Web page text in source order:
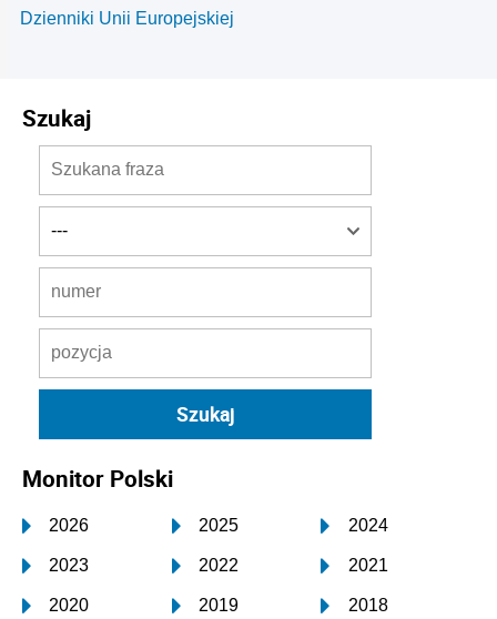
Dzienniki Unii Europejskiej
Szukaj
Monitor Polski
2026 2025 2024
2023 2022 2021
2020 2019 2018